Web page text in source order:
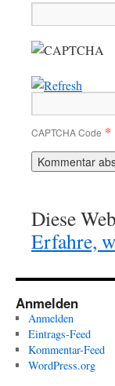
CAPTCHA Code *
Diese
Erfahre,
Anmelden
Anmelden
Eintrags-Feed
Kommentar-Feed
WordPress.org